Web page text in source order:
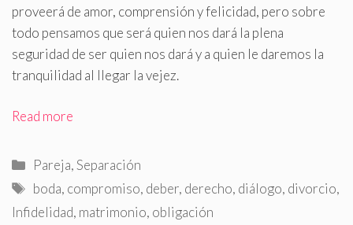
proveerá de amor, comprensión y felicidad, pero sobre
todo pensamos que será quien nos dará la plena
seguridad de ser quien nos dará y a quien le daremos la
tranquilidad al llegar la vejez.
Read more
Categorías
Pareja,Separación
Etiquetas
boda, compromiso, deber, derecho, diálogo, divorcio,
Infidelidad, matrimonio, obligación